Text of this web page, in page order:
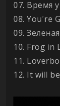
07. Время
08. You're
09.
10. Frog in
11.
12. It will